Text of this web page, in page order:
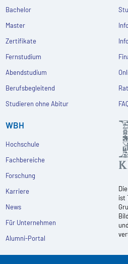
Bachelor
Master
Zertifikate
Fernstudium
Abendstudium
Berufsbegleitend
Studieren ohne Abitur
WBH
Hochschule
Fachbereiche
Forschung
Karriere
News
Für Unternehmen
Alumni-Portal
ist